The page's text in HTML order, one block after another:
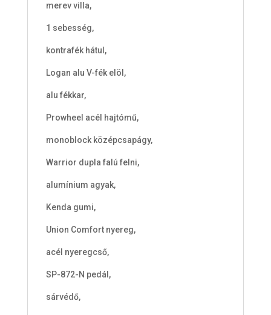
merev villa,
1 sebesség,
kontrafék hátul,
Logan alu V-fék elöl,
alu fékkar,
Prowheel acél hajtómű,
monoblock középcsapágy,
Warrior dupla falú felni,
alumínium agyak,
Kenda gumi,
Union Comfort nyereg,
acél nyeregcső,
SP-872-N pedál,
sárvédő,